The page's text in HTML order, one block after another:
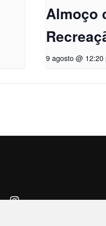
Almoço
9 agosto @ 12:20